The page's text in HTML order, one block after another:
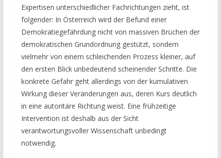
Expertisen unterschiedlicher Fachrichtungen zieht, ist
folgender: In Österreich wird der Befund einer
Demokratiegefährdung nicht von massiven Brüchen der
demokratischen Grundordnung gestützt, sondern
vielmehr von einem schleichenden Prozess kleiner, auf
den ersten Blick unbedeutend scheinender Schritte. Die
konkrete Gefahr geht allerdings von der kumulativen
Wirkung dieser Veränderungen aus, deren Kurs deutlich
in eine autoritäre Richtung weist. Eine frühzeitige
Intervention ist deshalb aus der Sicht
verantwortungsvoller Wissenschaft unbedingt
notwendig.